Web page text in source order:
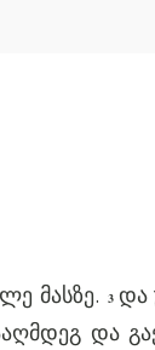
მასზე. 3 და
და